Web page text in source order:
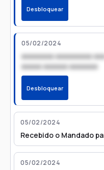
Desbloquear
05/02/2024
xxxxxxxx xxxxxxxxx
xxxxx xxxxxx xxxxxxx
Desbloquear
05/02/2024
Recebido o Mandado
05/02/2024